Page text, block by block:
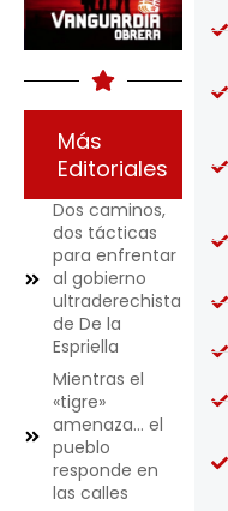
Más
Editoriales
Dos caminos,
dos tácticas
para enfrentar
al gobierno
ultraderechista
de De la
Espriella
Mientras el
«tigre»
amenaza… el
pueblo
responde en
las calles